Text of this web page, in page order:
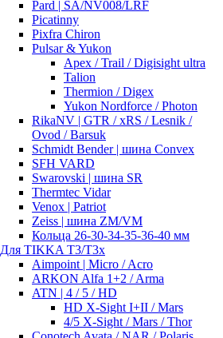
Pard | SA/NV008/LRF
Picatinny
Pixfra Chiron
Pulsar & Yukon
Apex / Trail / Digisight ultra
Talion
Thermion / Digex
Yukon Nordforce / Photon
RikaNV | GTR / xRS / Lesnik /
Ovod / Barsuk
Schmidt Bender | шина Convex
SFH VARD
Swarovski | шина SR
Thermtec Vidar
Venox | Patriot
Zeiss | шина ZM/VM
Кольца 26-30-34-35-36-40 мм
Для TIKKA T3/T3x
Aimpoint | Micro / Acro
ARKON Alfa 1+2 / Arma
ATN | 4 / 5 / HD
HD X-Sight I+II / Mars
4/5 X-Sight / Mars / Thor